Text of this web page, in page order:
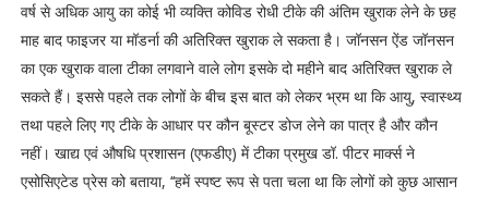
वर्ष से अधिक आयु का कोई भी व्यक्ति कोविड रोधी टीके की अंतिम खुराक लेने के छह
माह बाद फाइजर या मॉडर्ना की अतिरिक्त खुराक ले सकता है। जॉनसन ऐंड जॉनसन
का एक खुराक वाला टीका लगवाने वाले लोग इसके दो महीने बाद अतिरिक्त खुराक ले
सकते हैं। इससे पहले तक लोगों के बीच इस बात को लेकर भ्रम था कि आयु, स्वास्थ्य
तथा पहले लिए गए टीके के आधार पर कौन बूस्टर डोज लेने का पात्र है और कौन
नहीं। खाद्य एवं औषधि प्रशासन (एफडीए) में टीका प्रमुख डॉ. पीटर मार्क्स ने
एसोसिएटेड प्रेस को बताया, ‘‘हमें स्पष्ट रूप से पता चला था कि लोगों को कुछ आसान